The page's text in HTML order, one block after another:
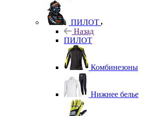
ПИЛОТ
Назад
ПИЛОТ
Комбинезоны
Нижнее белье